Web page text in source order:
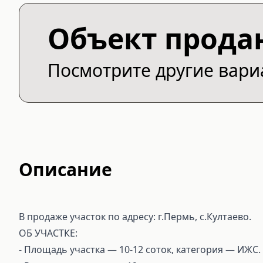
Объект
Посмотрите другие
Описание
В продаже участок по адресу: г.Пермь, с.Култаево.
ОБ УЧАСТКЕ:
- Площадь участка — 10-12 соток, категория — ИЖС.